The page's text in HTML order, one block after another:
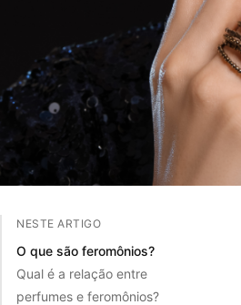
NESTE ARTIGO
O que são feromônios?
Qual é a relação entre
perfumes e feromônios?